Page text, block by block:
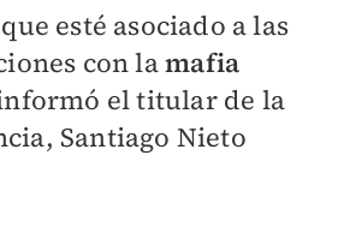
que esté asociado a las
con lamafia
el titular de la
Santiago Nieto